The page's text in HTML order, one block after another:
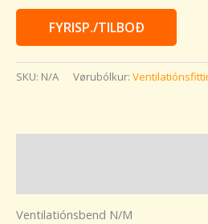
FYRISP./TILBOÐ
SKU: N/A Vørubólkur:
Ventilatiónsbend N/M